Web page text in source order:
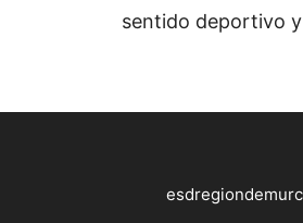
sentido deportivo